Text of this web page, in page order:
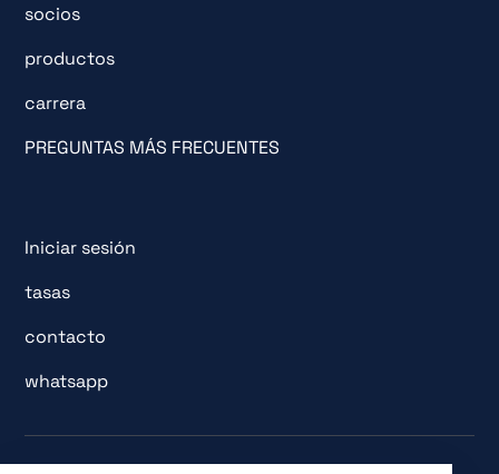
socios
productos
carrera
PREGUNTAS MÁS FRECUENTES
Iniciar sesión
tasas
contacto
whatsapp